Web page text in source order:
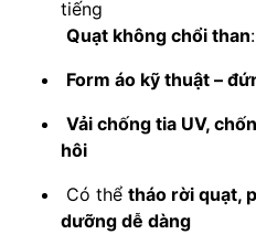
tiếng
Quạt không chổi than
Form áo kỹ thuật –
Vải chống tia UV,
hôi
Có thể tháo rời quạt,
dưỡng dễ dàng